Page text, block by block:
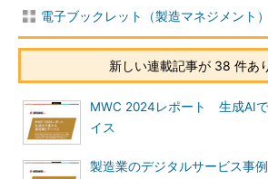
電子ブックレット（製造マネジメント
新しい連載記事が 38 件あ
MWC 2024レポート 生成AI
イス
製造業のデジタルサービス事